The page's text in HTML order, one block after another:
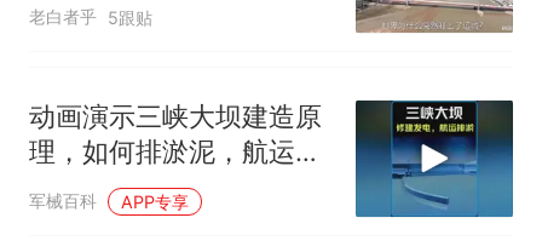
老白者乎 5跟贴
动画演示三峡大坝建造原
理，如何排淤泥，航运，
发电？ #科普知识
军械百科 APP专享